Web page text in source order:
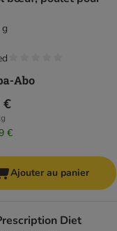
€
€
Ajouter au panier
Diet